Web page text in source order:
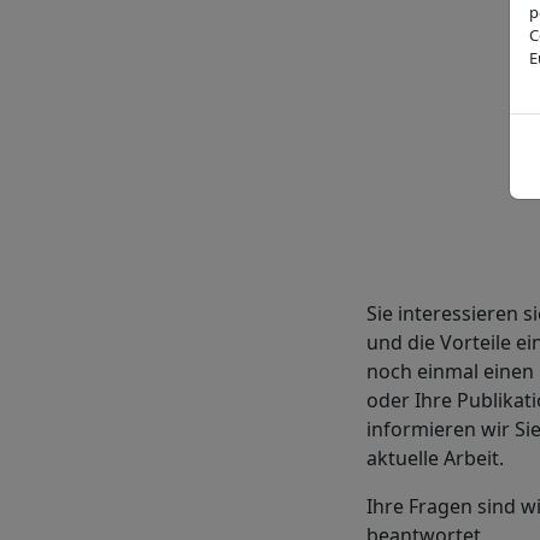
Sie interessieren
und die Vorteile
noch einmal
oder Ihre
informieren wir
aktuelle Arbeit.
Ihre Fragen sind